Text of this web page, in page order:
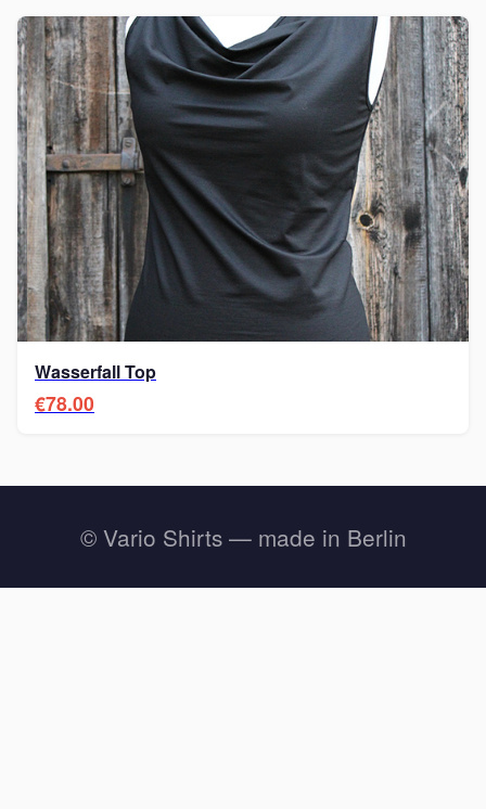
Wasserfall Top
€78.00
© Vario Shirts — made in Berlin